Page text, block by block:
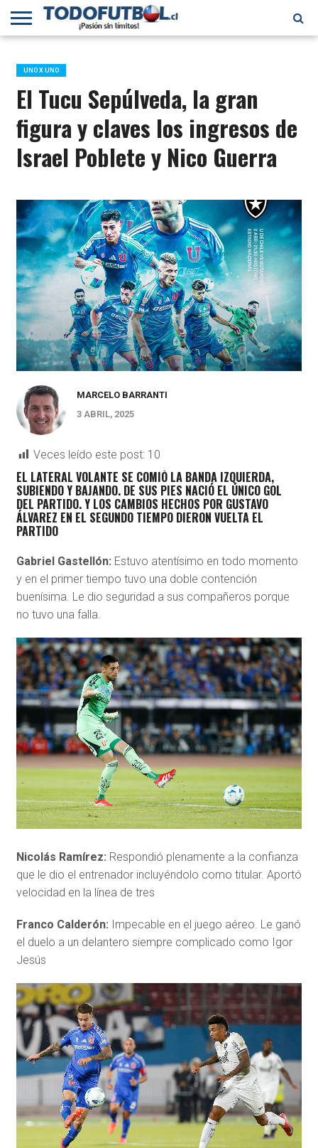
PRIMERA
B
SELECCIÓN
CHILENA
CHILENOS
EN EL
MUNDO
FÚTBOL
INTERNACIONAL
UNO X UNO
El Tucu Sepúlveda, la gran
figura y claves los ingresos de
Israel Poblete y Nico Guerra
MARCELO BARRANTI
3 ABRIL, 2025
Veces leído este post: 10
EL LATERAL VOLANTE SE COMIÓ LA BANDA IZQUIERDA,
SUBIENDO Y BAJANDO. DE SUS PIES NACIÓ EL ÚNICO GOL
DEL PARTIDO. Y LOS CAMBIOS HECHOS POR GUSTAVO
ÁLVAREZ EN EL SEGUNDO TIEMPO DIERON VUELTA EL
PARTIDO
Gabriel Gastellón: Estuvo atentísimo en todo momento
y en el primer tiempo tuvo una doble contención
buenísima. Le dio seguridad a sus compañeros porque
no tuvo una falla.
Nicolás Ramírez: Respondió plenamente a la confianza
que le dio el entrenador incluyéndolo como titular. Aportó
velocidad en la línea de tres
Franco Calderón: Impecable en el juego aéreo. Le ganó
el duelo a un delantero siempre complicado como Igor
Jesús